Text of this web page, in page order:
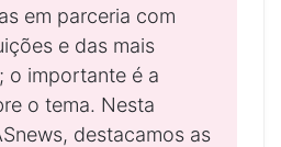
em parceria com
e das mais
o importante é a
o tema. Nesta
destacamos as